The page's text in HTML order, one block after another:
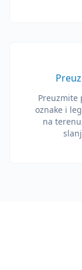
Preuzmite
oznake i
na